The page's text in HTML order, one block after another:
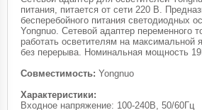
питания, питается от сети 220 В.
бесперебойного питания светодиодных
Yongnuo. Сетевой адаптер переменного
работать осветителям на максимальной
без перерыва. Номинальная мощность
Совместимость: Yongnuo
Характеристики:
Входное напряжение: 100-240В, 50/60Гц